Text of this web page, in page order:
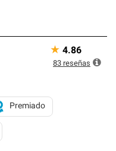
Premiado
★ 4.86
83 reseñas